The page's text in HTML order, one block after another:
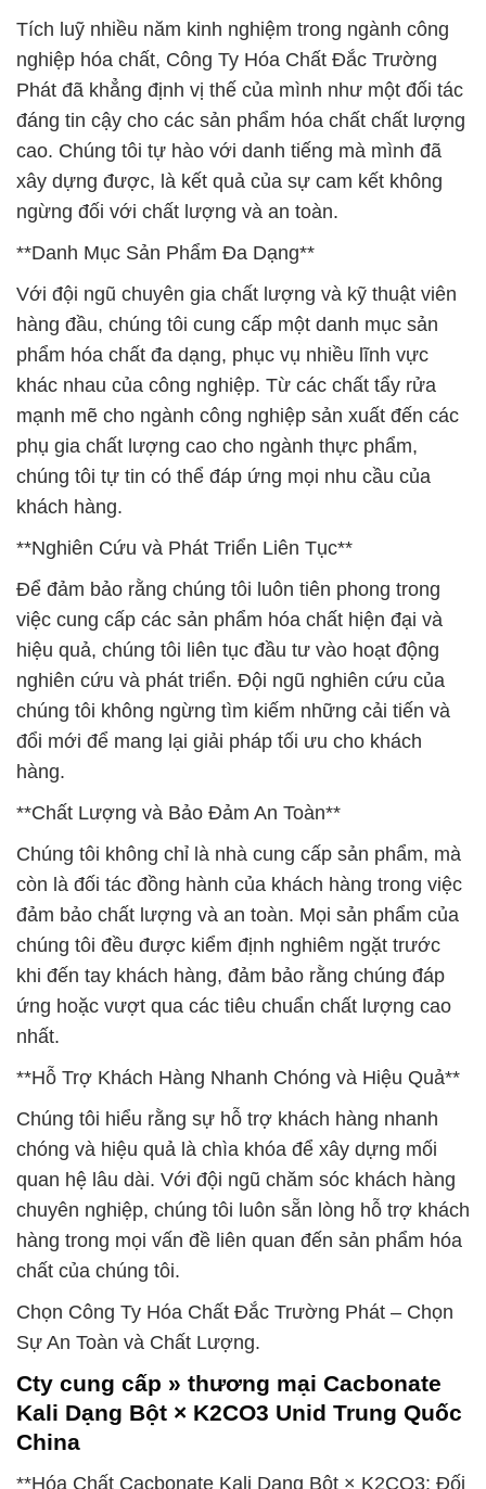
Tích luỹ nhiều năm kinh nghiệm trong ngành công
nghiệp hóa chất, Công Ty Hóa Chất Đắc Trường
Phát đã khẳng định vị thế của mình như một đối tác
đáng tin cậy cho các sản phẩm hóa chất chất lượng
cao. Chúng tôi tự hào với danh tiếng mà mình đã
xây dựng được, là kết quả của sự cam kết không
ngừng đối với chất lượng và an toàn.
**Danh Mục Sản Phẩm Đa Dạng**
Với đội ngũ chuyên gia chất lượng và kỹ thuật viên
hàng đầu, chúng tôi cung cấp một danh mục sản
phẩm hóa chất đa dạng, phục vụ nhiều lĩnh vực
khác nhau của công nghiệp. Từ các chất tẩy rửa
mạnh mẽ cho ngành công nghiệp sản xuất đến các
phụ gia chất lượng cao cho ngành thực phẩm,
chúng tôi tự tin có thể đáp ứng mọi nhu cầu của
khách hàng.
**Nghiên Cứu và Phát Triển Liên Tục**
Để đảm bảo rằng chúng tôi luôn tiên phong trong
việc cung cấp các sản phẩm hóa chất hiện đại và
hiệu quả, chúng tôi liên tục đầu tư vào hoạt động
nghiên cứu và phát triển. Đội ngũ nghiên cứu của
chúng tôi không ngừng tìm kiếm những cải tiến và
đổi mới để mang lại giải pháp tối ưu cho khách
hàng.
**Chất Lượng và Bảo Đảm An Toàn**
Chúng tôi không chỉ là nhà cung cấp sản phẩm, mà
còn là đối tác đồng hành của khách hàng trong việc
đảm bảo chất lượng và an toàn. Mọi sản phẩm của
chúng tôi đều được kiểm định nghiêm ngặt trước
khi đến tay khách hàng, đảm bảo rằng chúng đáp
ứng hoặc vượt qua các tiêu chuẩn chất lượng cao
nhất.
**Hỗ Trợ Khách Hàng Nhanh Chóng và Hiệu Quả**
Chúng tôi hiểu rằng sự hỗ trợ khách hàng nhanh
chóng và hiệu quả là chìa khóa để xây dựng mối
quan hệ lâu dài. Với đội ngũ chăm sóc khách hàng
chuyên nghiệp, chúng tôi luôn sẵn lòng hỗ trợ khách
hàng trong mọi vấn đề liên quan đến sản phẩm hóa
chất của chúng tôi.
Chọn Công Ty Hóa Chất Đắc Trường Phát – Chọn
Sự An Toàn và Chất Lượng.
Cty cung cấp » thương mại Cacbonate
Kali Dạng Bột × K2CO3 Unid Trung Quốc
China
**Hóa Chất Cacbonate Kali Dạng Bột × K2CO3: Đối